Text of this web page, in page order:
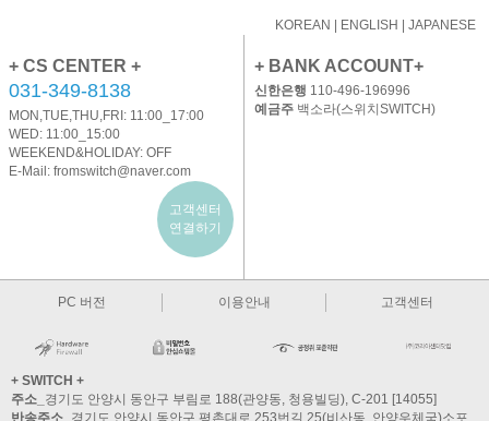
KOREAN | ENGLISH | JAPANESE
+ CS CENTER +
031-349-8138
MON,TUE,THU,FRI: 11:00_17:00
WED: 11:00_15:00
WEEKEND&HOLIDAY: OFF
E-Mail: fromswitch@naver.com
고객센터
연결하기
+ BANK ACCOUNT+
신한은행 110-496-196996
예금주백소라(스위치SWITCH)
PC 버전 이용안내 고객센터
+ SWITCH +
주소_ 경기도 안양시 동안구 부림로 188(관양동, 청용빌딩), C-201 [14055]
반송주소_ 경기도 안양시 동안구 평촌대로 253번길 25(비산동, 안양우체국)소포